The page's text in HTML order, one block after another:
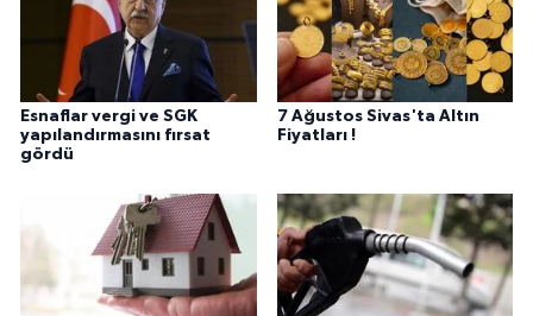
Esnaflar vergi ve SGK
yapılandırmasını fırsat
gördü
7 Ağustos Sivas'ta Altın
Fiyatları !